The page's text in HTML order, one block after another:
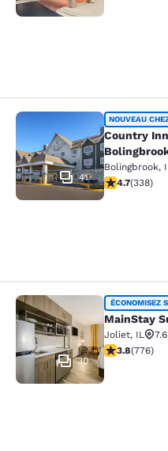
Country Inn &
41
NOUVEAU
Country
Bolingbrook,
4.68 étoiles.
4.7(338)
MainStay
30
ÉCONOMISEZ
MainStay
Joliet, IL
3.75 étoiles.
3.8(776)